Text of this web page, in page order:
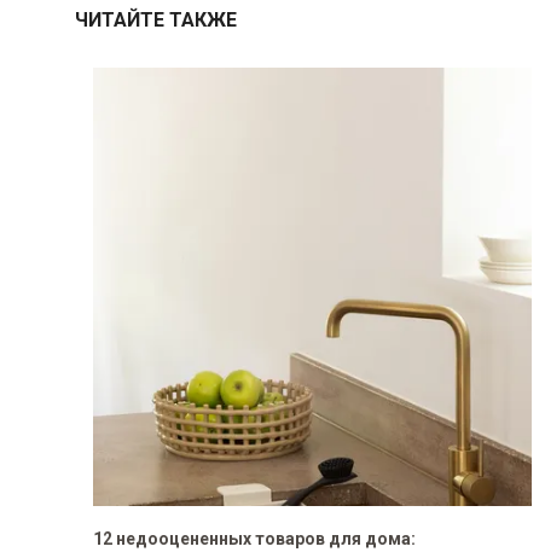
ЧИТАЙТЕ ТАКЖЕ
12 недооцененных товаров для дома: